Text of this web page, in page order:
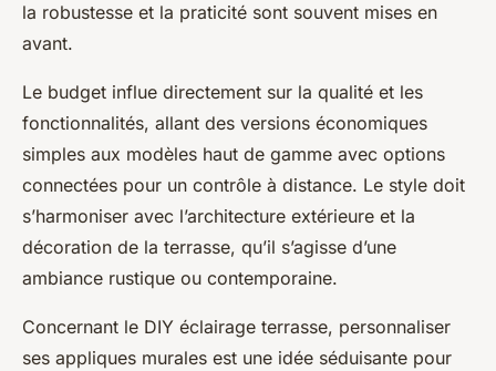
la robustesse et la praticité sont souvent mises en
avant.
Le budget influe directement sur la qualité et les
fonctionnalités, allant des versions économiques
simples aux modèles haut de gamme avec options
connectées pour un contrôle à distance. Le style doit
s’harmoniser avec l’architecture extérieure et la
décoration de la terrasse, qu’il s’agisse d’une
ambiance rustique ou contemporaine.
Concernant le DIY éclairage terrasse, personnaliser
ses appliques murales est une idée séduisante pour